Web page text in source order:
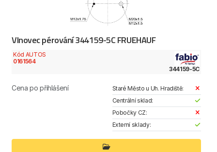
Vlnovec pérování 344159-5C FRUEHAUF
Kód AUTOS
0161564
344159-5C
Cena po přihlášení
Staré Město u Uh. Hradiště:
Centrální sklad:
Pobočky CZ:
Externí sklady: